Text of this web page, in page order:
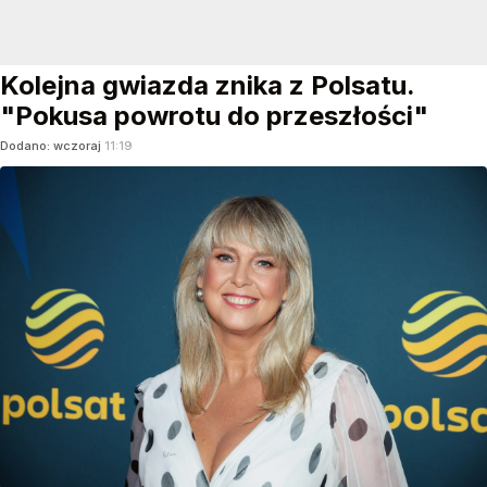
Kolejna gwiazda znika z Polsatu.
"Pokusa powrotu do przeszłości"
Dodano: wczoraj 11:19